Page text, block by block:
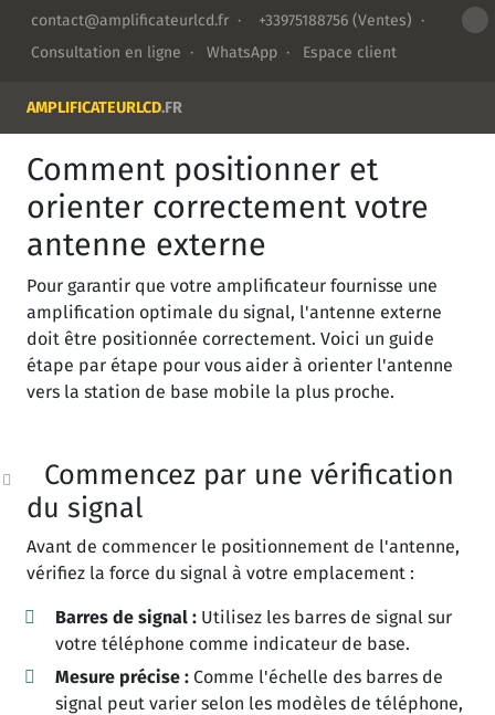
contact@amplificateurlcd.fr · +33975188756 (Ventes) ·
Consultation en ligne · WhatsApp · Espace client
AMPLIFICATEURLCD.FR
Comment positionner et
orienter correctement votre
antenne externe
Pour garantir que votre amplificateur fournisse une
amplification optimale du signal, l'antenne externe
doit être positionnée correctement. Voici un guide
étape par étape pour vous aider à orienter l'antenne
vers la station de base mobile la plus proche.
Commencez par une vérification
du signal
Avant de commencer le positionnement de l'antenne,
vérifiez la force du signal à votre emplacement :
Barres de signal :Utilisez les barres de signal sur
votre téléphone comme indicateur de base.
Mesure précise :Comme l'échelle des barres de
signal peut varier selon les modèles de téléphone,